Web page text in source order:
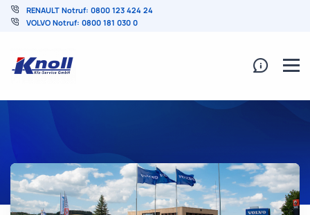
RENAULT Notruf: 0800 123 424 24
VOLVO Notruf: 0800 181 030 0